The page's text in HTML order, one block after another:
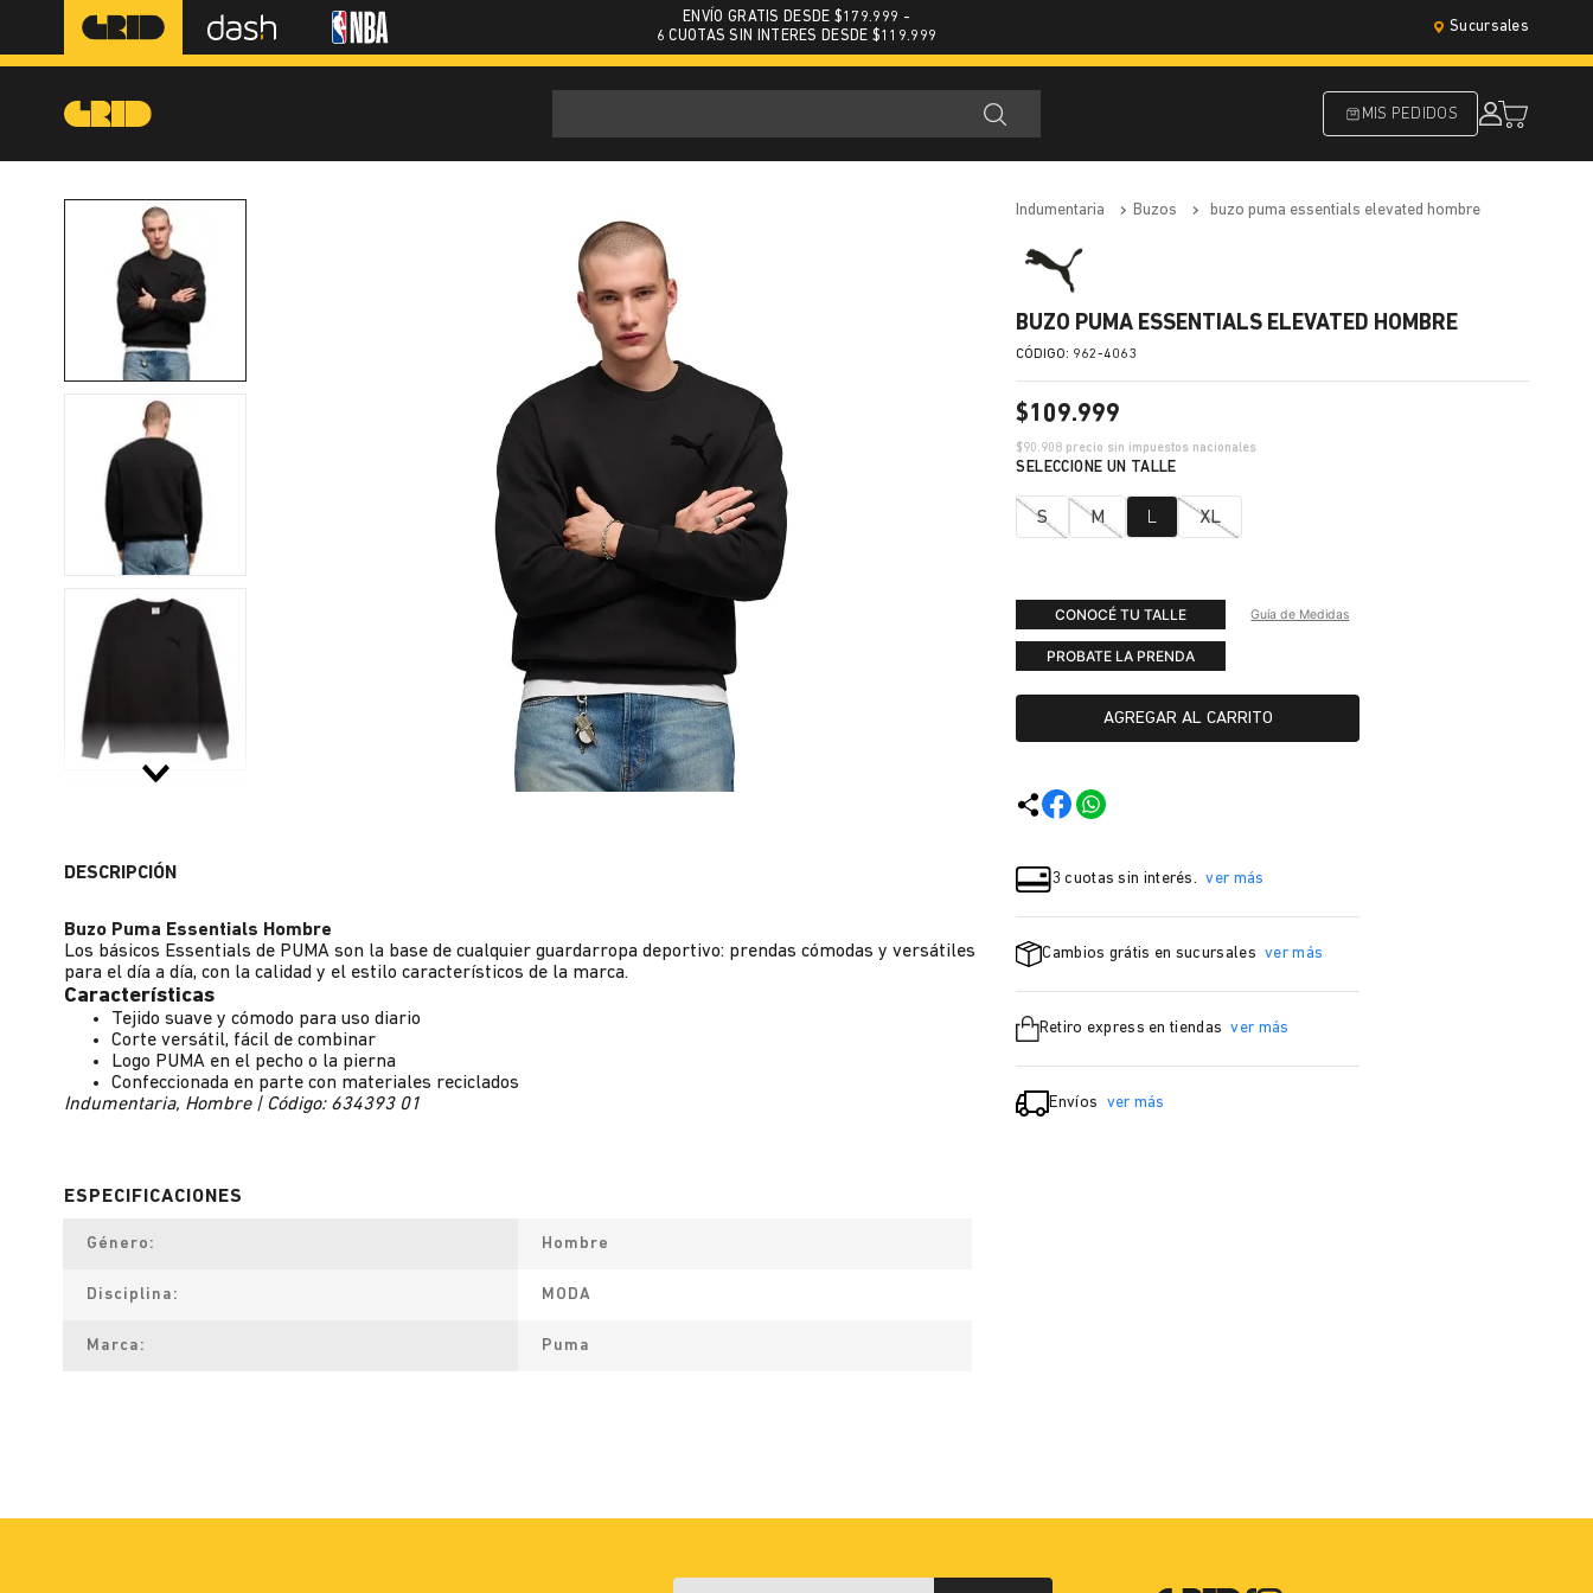
ENVÍO GRATIS DESDE $179.999 -
6 CUOTAS SIN INTERES DESDE $119.999
Sucursales
MIS PEDIDOS
DESCRIPCIÓN
Buzo Puma Essentials Hombre
Los básicos Essentials de PUMA son la base de cualquier guardarropa deportivo: prendas cómodas y versátiles
para el día a día, con la calidad y el estilo característicos de la marca.
Características
Tejido suave y cómodo para uso diario
Corte versátil, fácil de combinar
Logo PUMA en el pecho o la pierna
Confeccionada en parte con materiales reciclados
Indumentaria, Hombre | Código: 634393 01
Género Hombre
Disciplina MODA
Marca Puma
indumentaria buzos buzo puma essentials elevated hombre
BUZO PUMA ESSENTIALS ELEVATED HOMBRE
: 962-4063
$109.999
$90.908 precio sin impuestos nacionales
S M L XL
CONOCÉ TU TALLE Guía de Medidas
PROBATE LA PRENDA
AGREGAR AL CARRITO
3 cuotas sin interés. ver más
Cambios grátis en sucursales ver más
Retiro express en tiendas ver más
Envíos ver más